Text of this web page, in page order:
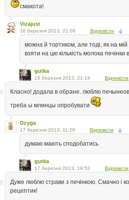
смакота!
Vizajust
16 березня 2013, 21:08 Відповісти
можна й тортиком, але тоді, як на
взяти на цю кількість молока печінки
gutka
16 березня 2013, 21:14 Відповісти
Класно! додала в обране. люблю
треба ы млинцы опробувати
Dzyga
17 березня 2013, 11:29 Відповісти
думаю мають сподобатись
gutka
17 березня 2013, 19:53 Відповісти
Дуже люблю страви з печінкою. Смачно і
рецептик!